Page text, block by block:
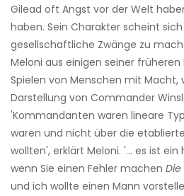
Gilead oft Angst vor der Welt
haben. Sein Charakter scheint
gesellschaftliche Zwänge zu
Meloni aus einigen seiner
Spielen von Menschen mit Macht,
Darstellung von Commander
'Kommandanten waren lineare
waren und nicht über die
wollten', erklärt Meloni. '... es ist ein
wenn Sie einen Fehler machen
und ich wollte einen Mann